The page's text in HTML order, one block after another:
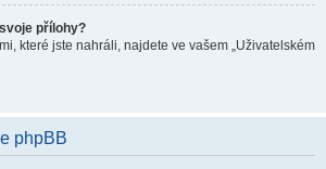
přílohy?
které jste nahráli, najdete ve vašem „Uživatelském
phpBB